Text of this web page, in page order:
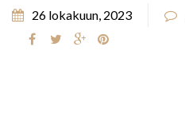
26 lokakuun, 2023